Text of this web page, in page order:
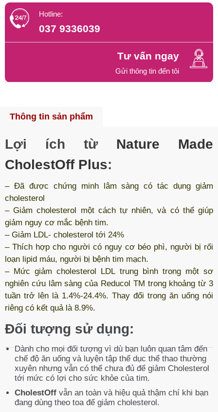
Hotline:
037 9336039
Tư vấn ngay
Gửi thông tin đến tôi
Thông tin sản phẩm
Lợi ích từ Nature Made
CholestOff Plus:
– Đã được chứng minh lâm sàng có tác dụng giảm
cholesterol
– Giảm cholesterol một cách tự nhiên, và có thể giúp
giảm nguy cơ mắc bệnh tim.
– Giảm LDL- cholesterol tới 24%
– Thích hợp cho người có nguy cơ béo phì, người bị rối
loạn lipid máu, người bị bệnh tim mạch.
– Mức giảm cholesterol LDL trung bình trong một sơ
nghiên cứu lâm sàng của Reducol TM trong khoảng từ 3
tuần trở lên là 1.4%-24.4%. Thay đổi trong ăn uống nói
riêng có kết quả là 8.9%.
Đối tượng sử dụng:
Dành cho mọi đối tượng vì dù bạn luôn quan tâm đến
chế độ ăn uống và luyện tập thể dục thể thao thường
xuyên nhưng vẫn có thể chưa đủ để giảm Cholesterol
tới mức có lợi cho sức khỏe của tim.
CholestOff vẫn an toàn và hiệu quả thậm chí khi bạn
đang dùng theo toa để giảm cholesterol.